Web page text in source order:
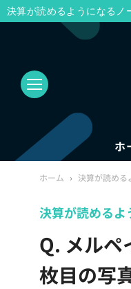
ホ
ホーム › 決算が読める
Q. メル
枚目の写
決算が読めるよ
決算が読めるようになるノ